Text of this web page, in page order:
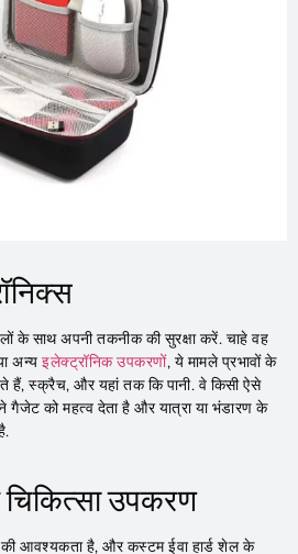
के साथ अपनी तकनीक की सुरक्षा करें. चाहे वह
अन्य इलेक्ट्रॉनिक उपकरणों, ये मामले प्रभावों के
हैं, स्क्रैच, और यहां तक ​​कि पानी. वे किसी ऐसे
गैजेट को महत्व देता है और यात्रा या भंडारण के
उपकरण
आवश्यकता है, और कस्टम ईवा हार्ड शेल के